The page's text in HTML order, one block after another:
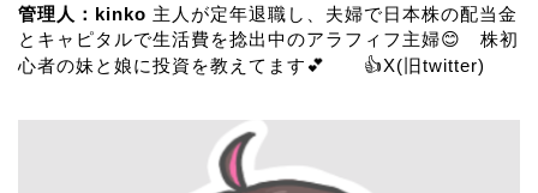
管理人：kinko 主人が定年退職し、夫婦で日本株の配当金
とキャピタルで生活費を捻出中のアラフィフ主婦😊 株初
心者の妹と娘に投資を教えてます💕 👍X(旧twitter)